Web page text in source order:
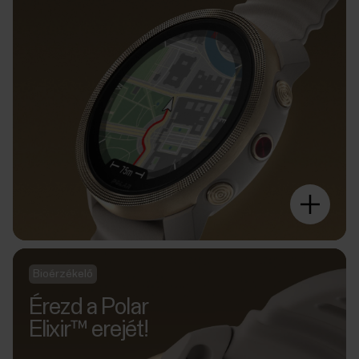
Bioérzékelő
Érezd a Polar
Elixir™ erejét!